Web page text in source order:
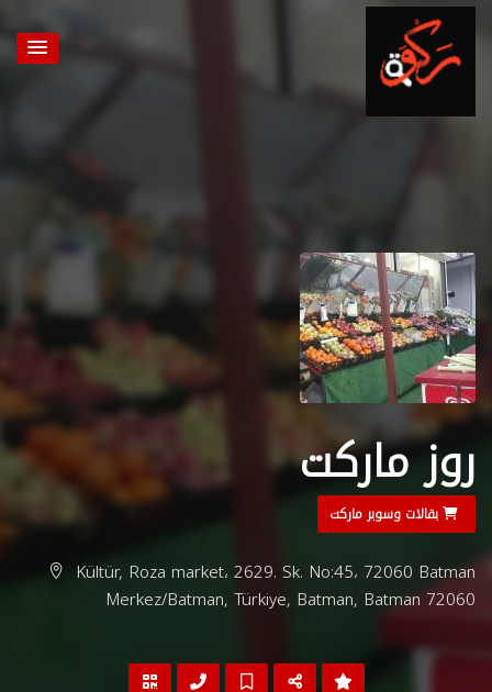
روز ماركت
بقالات وسوبر ماركت
Kültür, Roza market، 2629. Sk. No:45، 72060 Batman
Merkez/Batman, Türkiye, Batman, Batman 72060